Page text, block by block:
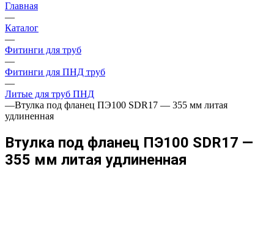
Главная
—
Каталог
—
Фитинги для труб
—
Фитинги для ПНД труб
—
Литые для труб ПНД
—Втулка под фланец ПЭ100 SDR17 — 355 мм литая
удлиненная
Втулка под фланец ПЭ100 SDR17 —
355 мм литая удлиненная